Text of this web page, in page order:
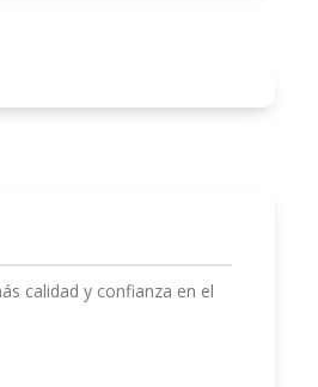
calidad y confianza en el